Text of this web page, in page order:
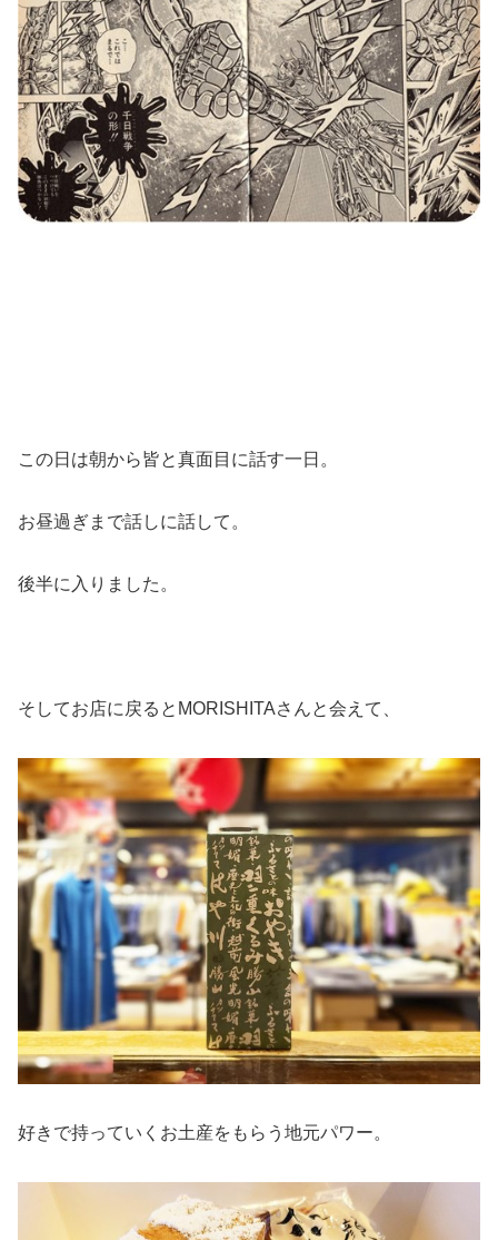
この日は朝から皆と真面目に話す一日。
お昼過ぎまで話しに話して。
後半に入りました。
そしてお店に戻るとMORISHITAさんと会えて、
好きで持っていくお土産をもらう地元パワー。